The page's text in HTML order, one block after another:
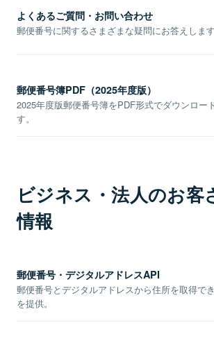
よくあるご質問・お問い合わせ
郵便番号に関するさまざまな疑問にお答えします
郵便番号簿PDF（2025年度版）
2025年度版郵便番号簿をPDF形式でダウンロー
す。
ビジネス・法人のお客
情報
郵便番号・デジタルアドレスAPI
郵便番号とデジタルアドレスから住所を取得で
を提供。